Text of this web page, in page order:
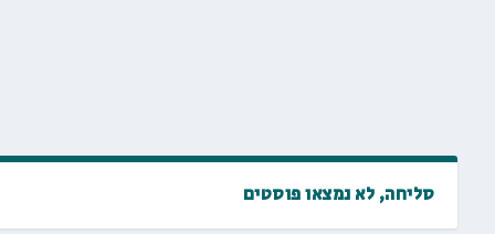
סליחה, לא נמצאו פוסטים